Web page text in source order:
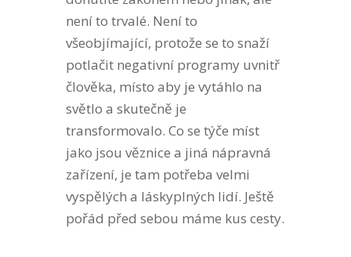
není to trvalé. Není to
všeobjímající, protože se to snaží
potlačit negativní programy uvnitř
člověka, místo aby je vytáhlo na
světlo a skutečně je
transformovalo. Co se týče míst
jako jsou věznice a jiná nápravná
zařízení, je tam potřeba velmi
vyspělých a láskyplných lidí. Ještě
pořád před sebou máme kus cesty.